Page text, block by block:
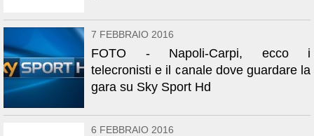
7 FEBBRAIO 2016
FOTO - Napoli-Carpi, ecco i
telecronisti e il canale dove guardare la
gara su Sky Sport Hd
6 FEBBRAIO 2016